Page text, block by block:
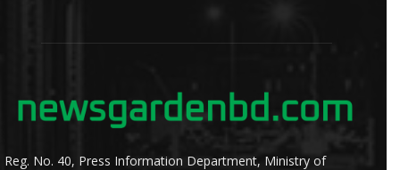
Reg. No. 40, Press Information Department, Ministry of